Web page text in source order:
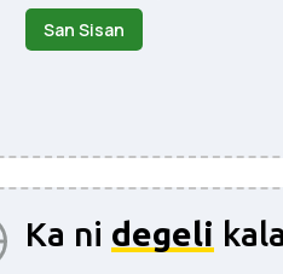
San Sisan
Ka ni degeli